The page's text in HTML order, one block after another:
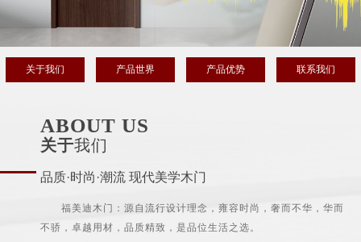
关于我们 产品世界 产品优势 联系我们
ABOUT US
关于我们
品质·时尚·潮流 现代美学木门
福美迪木门：源自流行设计理念，雍容时尚，奢而不华，华而
不骄，卓越用材，品质精致，是品位生活之选。